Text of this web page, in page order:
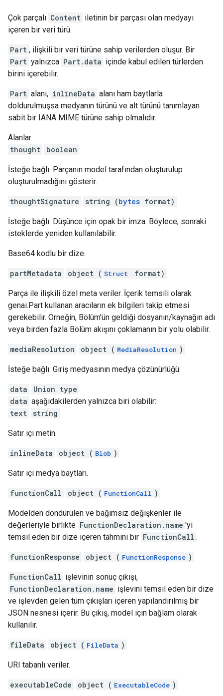
Çok parçalı Content iletinin bir parçası olan medyayı
içeren bir veri türü.
Part , ilişkili bir veri türüne sahip verilerden oluşur. Bir
Part yalnızca Part.data içinde kabul edilen türlerden
birini içerebilir.
Part alanı, inlineData alanı ham baytlarla
doldurulmuşsa medyanın türünü ve alt türünü tanımlayan
sabit bir IANA MIME türüne sahip olmalıdır.
Alanlar
thought
boolean
İsteğe bağlı. Parçanın model tarafından oluşturulup
oluşturulmadığını gösterir.
thoughtSignature string (bytes format)
İsteğe bağlı. Düşünce için opak bir imza. Böylece, sonraki
isteklerde yeniden kullanılabilir.
Base64 kodlu bir dize.
partMetadata object ( Struct format)
Parça ile ilişkili özel meta veriler. İçerik temsili olarak
genai.Part kullanan aracıların ek bilgileri takip etmesi
gerekebilir. Örneğin, Bölüm'ün geldiği dosyanın/kaynağın adı
veya birden fazla Bölüm akışını çoklamanın bir yolu olabilir.
mediaResolution object ( MediaResolution )
İsteğe bağlı. Giriş medyasının medya çözünürlüğü.
data
Union type
data aşağıdakilerden yalnızca biri olabilir:
text
string
Satır içi metin.
inlineData object ( Blob )
Satır içi medya baytları.
functionCall object ( FunctionCall )
Modelden döndürülen ve bağımsız değişkenler ile
değerleriyle birlikte FunctionDeclaration.name 'yi
temsil eden bir dize içeren tahmini bir FunctionCall .
functionResponse object ( FunctionResponse )
FunctionCall işlevinin sonuç çıkışı,
FunctionDeclaration.name işlevini temsil eden bir dize
ve işlevden gelen tüm çıkışları içeren yapılandırılmış bir
JSON nesnesi içerir. Bu çıkış, model için bağlam olarak
kullanılır.
fileData object ( FileData )
URI tabanlı veriler.
executableCode object ( ExecutableCode )